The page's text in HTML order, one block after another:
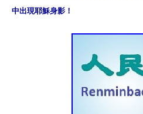
中出現耶穌身影！